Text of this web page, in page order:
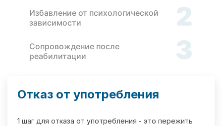
Избавление от психологической
зависимости
2
Сопровождение после
реабилитации
3
Отказ от употребления
1 шаг для отказа от употребления - это пережить